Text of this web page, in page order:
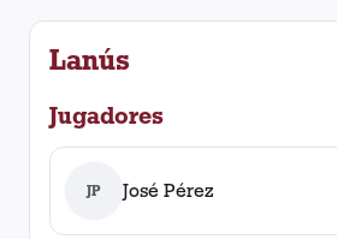
Lanús
Jugadores
JP José Pérez